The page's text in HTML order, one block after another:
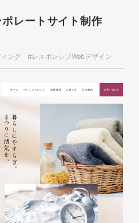
glitter8様 ECサイト制作
#レスポンシブWebデザイン
glitter8様 カタログ
レートサイト制作
ング #レスポンシブWebデザイン